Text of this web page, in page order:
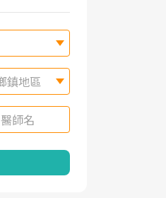
鎮地區